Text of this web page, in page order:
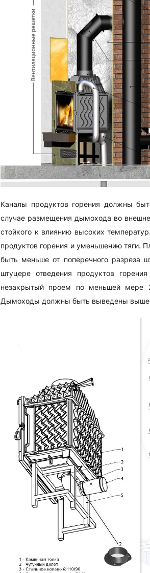
Каналы продуктов горения должны
случае размещения дымохода во
стойкого к влиянию высоких
продуктов горения и уменьшению тяги.
быть меньше от поперечного разреза
штуцере отведения продуктов
незакрытый проем по меньшей мере
Дымоходы должны быть выведены